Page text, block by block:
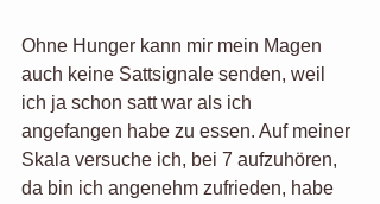
Ohne Hunger kann mir mein Magen
auch keine Sattsignale senden, weil
ich ja schon satt war als ich
angefangen habe zu essen. Auf meiner
Skala versuche ich, bei 7 aufzuhören,
da bin ich angenehm zufrieden, habe